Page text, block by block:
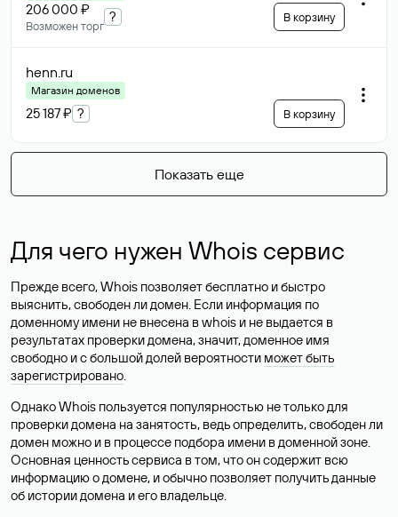
206 000 ₽
Возможен торг
? В корзину
henn.ru
Магазин доменов
25 187 ₽ ? В корзину
Показать еще
Для чего нужен Whois сервис
Прежде всего, Whois позволяет бесплатно и быстро
выяснить, свободен ли домен. Если информация по
доменному имени не внесена в whois и не выдается в
результатах проверки домена, значит, доменное имя
свободно и с большой долей вероятности может быть
зарегистрировано.
Однако Whois пользуется популярностью не только для
проверки домена на занятость, ведь определить, свободен ли
домен можно и в процессе подбора имени в доменной зоне.
Основная ценность сервиса в том, что он содержит всю
информацию о домене, и обычно позволяет получить данные
об истории домена и его владельце.